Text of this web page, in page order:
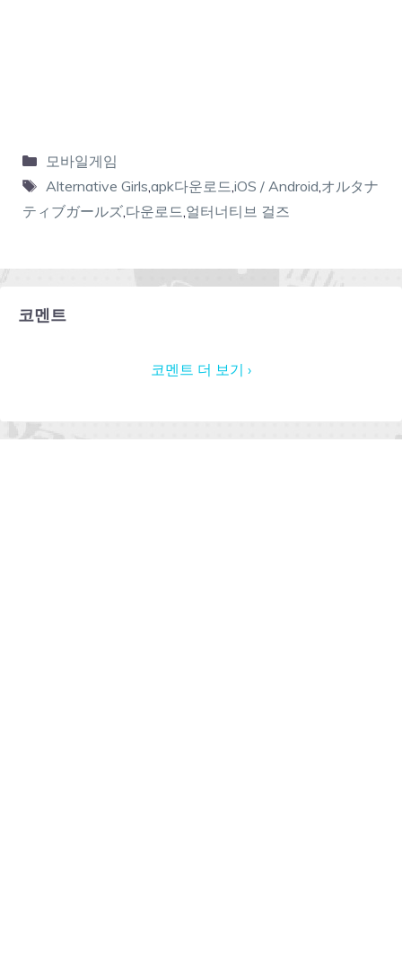
모바일게임
Alternative Girls,apk다운로드,iOS / Android,オルタナ
ティブガールズ,다운로드,얼터너티브 걸즈
코멘트
코멘트 더 보기 ›